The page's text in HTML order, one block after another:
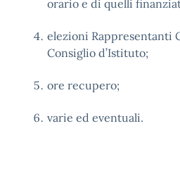
orario e di quelli
elezioni Rappresentanti
Consiglio d’Istituto;
ore recupero;
varie ed eventuali.